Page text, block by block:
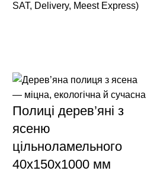
SAT, Delivery, Meest Express)
Полиці дерев’яні з
ясеню
цільноламельного
40х150х1000 мм